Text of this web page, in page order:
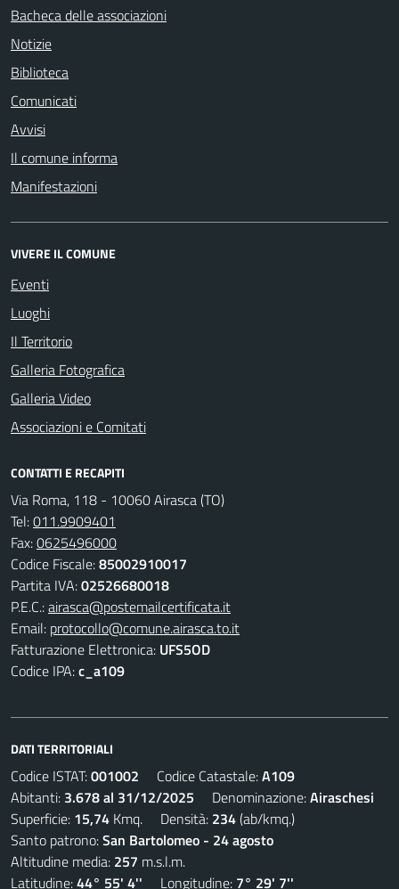
Bacheca delle associazioni
Notizie
Biblioteca
Comunicati
Avvisi
Il comune informa
Manifestazioni
VIVERE IL COMUNE
Eventi
Luoghi
Il Territorio
Galleria Fotografica
Galleria Video
Associazioni e Comitati
CONTATTI E RECAPITI
Via Roma, 118 - 10060 Airasca (TO)
Tel:011.9909401
Fax:0625496000
Codice Fiscale:85002910017
Partita IVA:02526680018
P.E.C.:airasca@postemailcertificata.it
Email: protocollo@comune.airasca.to.it
Fatturazione Elettronica: UFS5OD
Codice IPA:c_a109
DATI TERRITORIALI
Codice ISTAT:001002 Codice Catastale:A109
Abitanti: 3.678 al 31/12/2025 Denominazione:Airaschesi
Superficie: 15,74 Kmq. Densità: 234(ab/kmq.)
Santo patrono:San Bartolomeo - 24 agosto
Altitudine media: 257 m.s.l.m.
Latitudine:44° 55' 4'' Longitudine: 7° 29' 7''